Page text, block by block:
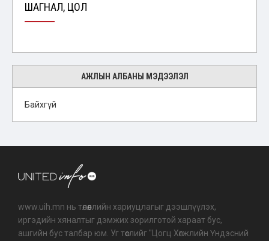
ШАГНАЛ, ЦОЛ
АЖЛЫН АЛБАНЫ МЭДЭЭЛЭЛ
Байхгүй
www.uih.mn нь төлөөллийн хариуцлагыг дээшлүүлэх,
иргэдийн хяналтыг дэмжих зорилготой хараат бус,
ашгийн бус талбар юм. Уг төслийг "Цогц Хөгжлийн Үндэсний